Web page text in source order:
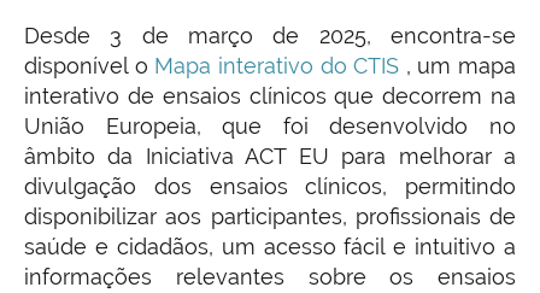
Desde 3 de março de 2025, encontra-se
disponível o Mapa interativo do CTIS , um mapa
interativo de ensaios clínicos que decorrem na
União Europeia, que foi desenvolvido no
âmbito da Iniciativa ACT EU para melhorar a
divulgação dos ensaios clínicos, permitindo
disponibilizar aos participantes, profissionais de
saúde e cidadãos, um acesso fácil e intuitivo a
informações relevantes sobre os ensaios